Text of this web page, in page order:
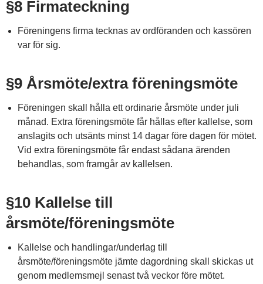
§8 Firmateckning
Föreningens firma tecknas av ordföranden och kassören
var för sig.
§9 Årsmöte/extra föreningsmöte
Föreningen skall hålla ett ordinarie årsmöte under juli
månad. Extra föreningsmöte får hållas efter kallelse, som
anslagits och utsänts minst 14 dagar före dagen för mötet.
Vid extra föreningsmöte får endast sådana ärenden
behandlas, som framgår av kallelsen.
§10 Kallelse till
årsmöte/föreningsmöte
Kallelse och handlingar/underlag till
årsmöte/föreningsmöte jämte dagordning skall skickas ut
genom medlemsmejl senast två veckor före mötet.